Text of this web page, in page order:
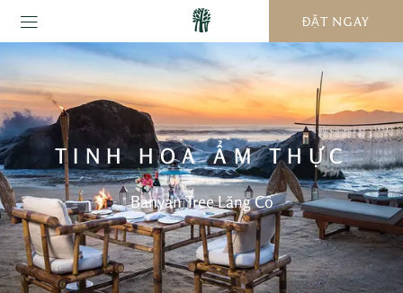
ĐẶT NGAY
TINH HOA ẨM THỰC
Banyan Tree Lăng Cô